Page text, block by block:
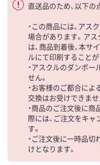
直送品のため、以下の
・この商品には、ア
場合があります。ア
は、商品到着後、本サ
ルにて印刷することが
・アスクルのダンボ
せん。
・お客様のご都合によ
交換はお受けできませ
・商品のご注文後に
際には、ご注文をキ
す。
・ご注文後に一時品
けとなります。